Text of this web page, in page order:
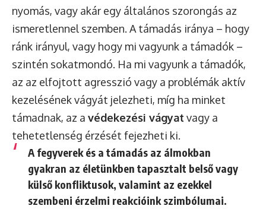
nyomás, vagy akár egy általános szorongás az
ismeretlennel szemben. A támadás iránya – hogy
ránk irányul, vagy hogy mi vagyunk a támadók –
szintén sokatmondó. Ha mi vagyunk a támadók,
az az elfojtott agresszió vagy a problémák aktív
kezelésének vágyát jelezheti, míg ha minket
támadnak, az a védekezési vágyat vagy a
tehetetlenség érzését fejezheti ki.
A fegyverek és a támadás az álmokban
gyakran az életünkben tapasztalt belső vagy
külső konfliktusok, valamint az ezekkel
szembeni érzelmi reakcióink szimbólumai.